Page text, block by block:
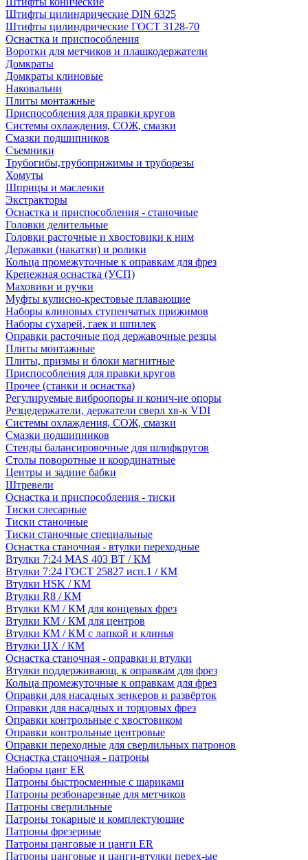
Штифты цилиндрические DIN 6325
Штифты цилиндрические ГОСТ 3128-70
Оснастка и приспособления
Воротки для метчиков и плашкодержатели
Домкраты
Домкраты клиновые
Наковальни
Плиты монтажные
Приспособления для правки кругов
Системы охлаждения, СОЖ, смазки
Смазки подшипников
Съемники
Трубогибы,трубоприжимы и труборезы
Хомуты
Шприцы и масленки
Экстракторы
Оснастка и приспособления - станочные
Головки делительные
Головки расточные и хвостовики к ним
Державки (накатки) и ролики
Кольца промежуточные к оправкам для фрез
Крепежная оснастка (УСП)
Маховики и ручки
Муфты кулисно-крестовые плавающие
Наборы клиновых ступенчатых прижимов
Наборы сухарей, гаек и шпилек
Оправки расточные под державочные резцы
Плиты монтажные
Плиты, призмы и блоки магнитные
Приспособления для правки кругов
Прочее (станки и оснастка)
Регулируемые виброопоры и конич-ие опоры
Резцедержатели, держатели сверл хв-к VDI
Системы охлаждения, СОЖ, смазки
Смазки подшипников
Стенды балансировочные для шлифкругов
Столы поворотные и координатные
Центры и задние бабки
Штревели
Оснастка и приспособления - тиски
Тиски слесарные
Тиски станочные
Тиски станочные специальные
Оснастка станочная - втулки переходные
Втулки 7:24 MAS 403 BT / КМ
Втулки 7:24 ГОСТ 25827 исп.1 / КМ
Втулки HSK / КМ
Втулки R8 / КМ
Втулки КМ / КМ для концевых фрез
Втулки КМ / КМ для центров
Втулки КМ / КМ с лапкой и клинья
Втулки ЦХ / КМ
Оснастка станочная - оправки и втулки
Втулки поддерживающ. к оправкам для фрез
Кольца промежуточные к оправкам для фрез
Оправки для насадных зенкеров и развёрток
Оправки для насадных и торцовых фрез
Оправки контрольные с хвостовиком
Оправки контрольные центровые
Оправки переходные для сверлильных патронов
Оснастка станочная - патроны
Наборы цанг ER
Патроны быстросменные с шариками
Патроны резбонарезные для метчиков
Патроны сверлильные
Патроны токарные и комплектующие
Патроны фрезерные
Патроны цанговые и цанги ER
Патроны цанговые и цанги-втулки перех-ые